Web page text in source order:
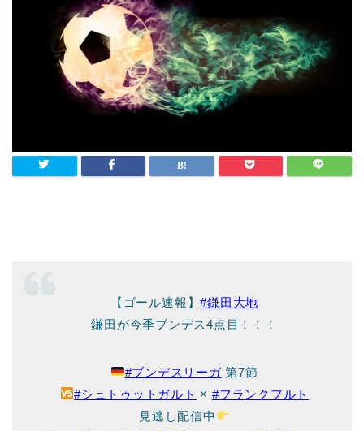
【ゴール速報】#鎌田大地
鎌田が今季ブンデス4点目！！！
#ブンデスリーガ 第7節
#シュトゥットガルト ×#フランクフルト
見逃し配信中